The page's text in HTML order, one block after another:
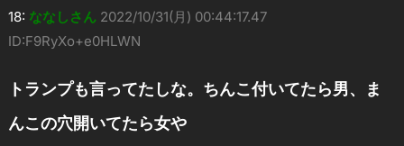
18: ななしさん 2022/10/31(月) 00:44:17.47
ID:F9RyXo+e0HLWN
トランプも言ってたしな。ちんこ付いてたら男、ま
んこの穴開いてたら女や